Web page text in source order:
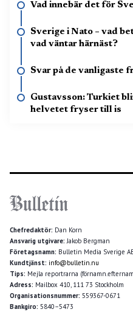
Vad innebär det för
Sverige i Nato – vad
vad väntar härnäst?
Svar på de vanligaste
Gustavsson: Turkiet
helvetet fryser till is
Chefredaktör: Dan Korn
Ansvarig utgivare: Jakob Bergman
Företagsnamn: Bulletin Media Sverige
Kundtjänst: info@bulletin.nu
Tips: Mejla reportrarna
Adress: Mailbox 410, 111 73 Stockholm
Organisationsnummer: 559367-0671
Bankgiro: 5840–5473